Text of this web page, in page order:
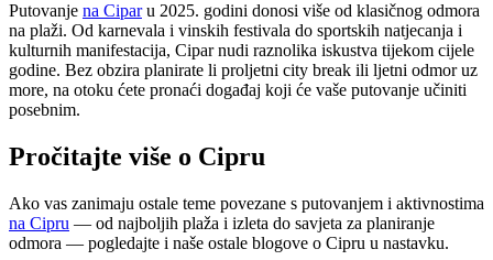
Putovanje na Ciparu 2025. godini donosi više od klasičnog odmora
na plaži. Od karnevala i vinskih festivala do sportskih natjecanja i
kulturnih manifestacija, Cipar nudi raznolika iskustva tijekom cijele
godine. Bez obzira planirate li proljetni city break ili ljetni odmor uz
more, na otoku ćete pronaći događaj koji će vaše putovanje učiniti
posebnim.
Pročitajte više o Cipru
Ako vas zanimaju ostale teme povezane s putovanjem i aktivnostima
na Cipru — od najboljih plaža i izleta do savjeta za planiranje
odmora — pogledajte i naše ostale blogove o Cipru u nastavku.